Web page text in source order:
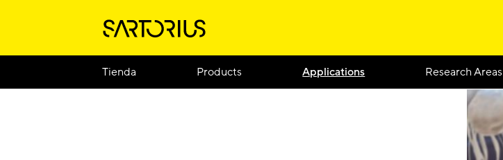
Tienda Products Applications Research Areas